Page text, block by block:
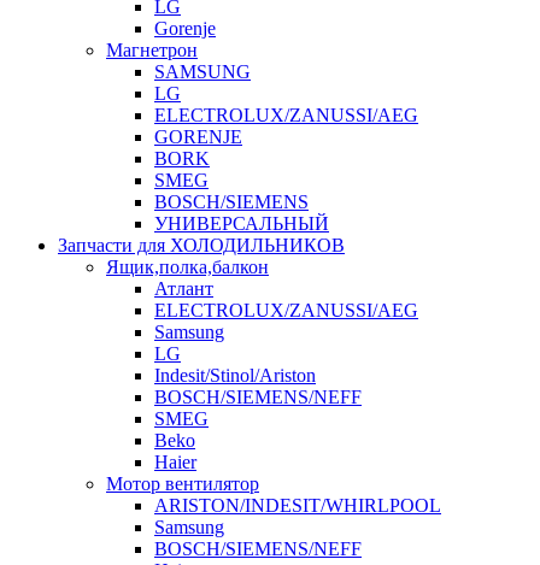
LG
Gorenje
Магнетрон
SAMSUNG
LG
ELECTROLUX/ZANUSSI/AEG
GORENJE
BORK
SMEG
BOSCH/SIEMENS
УНИВЕРСАЛЬНЫЙ
Запчасти для ХОЛОДИЛЬНИКОВ
Ящик,полка,балкон
Атлант
ELECTROLUX/ZANUSSI/AEG
Samsung
LG
Indesit/Stinol/Ariston
BOSCH/SIEMENS/NEFF
SMEG
Beko
Haier
Мотор вентилятор
ARISTON/INDESIT/WHIRLPOOL
Samsung
BOSCH/SIEMENS/NEFF